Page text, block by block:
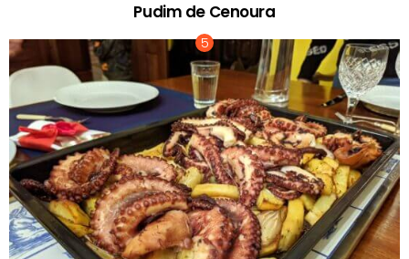
Pudim de Cenoura